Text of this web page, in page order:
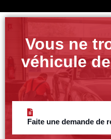
Vous ne
véhicule
Faite une demande de